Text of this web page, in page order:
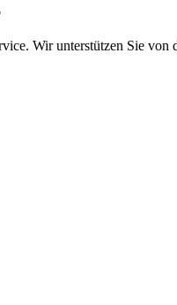
Wir unterstützen Sie